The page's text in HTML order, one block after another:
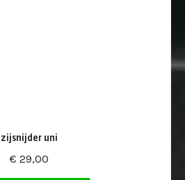
zijsnijder uni
€ 29,00